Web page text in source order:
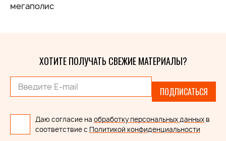
мегаполис
ХОТИТЕ ПОЛУЧАТЬ СВЕЖИЕ МАТЕРИАЛЫ?
ПОДПИСАТЬСЯ
Даю согласие на обработку персональных данных в
соответствие с Политикой конфиденциальности